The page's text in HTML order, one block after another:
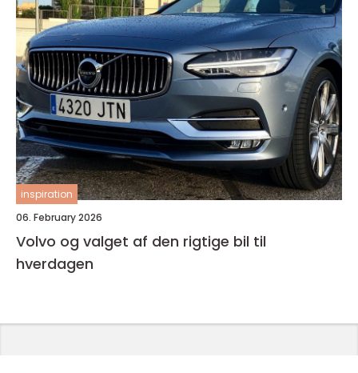
inspiration
06. February 2026
Volvo og valget af den rigtige bil til
hverdagen